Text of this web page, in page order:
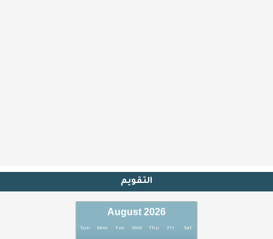
التقويم
August 2026
Sun Mon Tue Wed Thu Fri Sat